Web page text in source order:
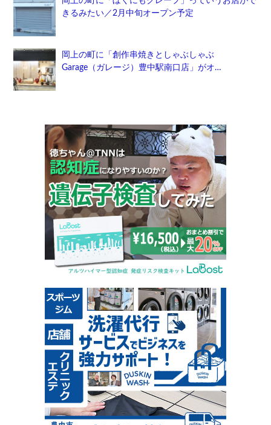
きるみたい／2月中旬オープン予定
岡上の町に「創作串焼きとしゃぶしゃぶ
Garage（ガレージ）豊中駅南口店」がオ…